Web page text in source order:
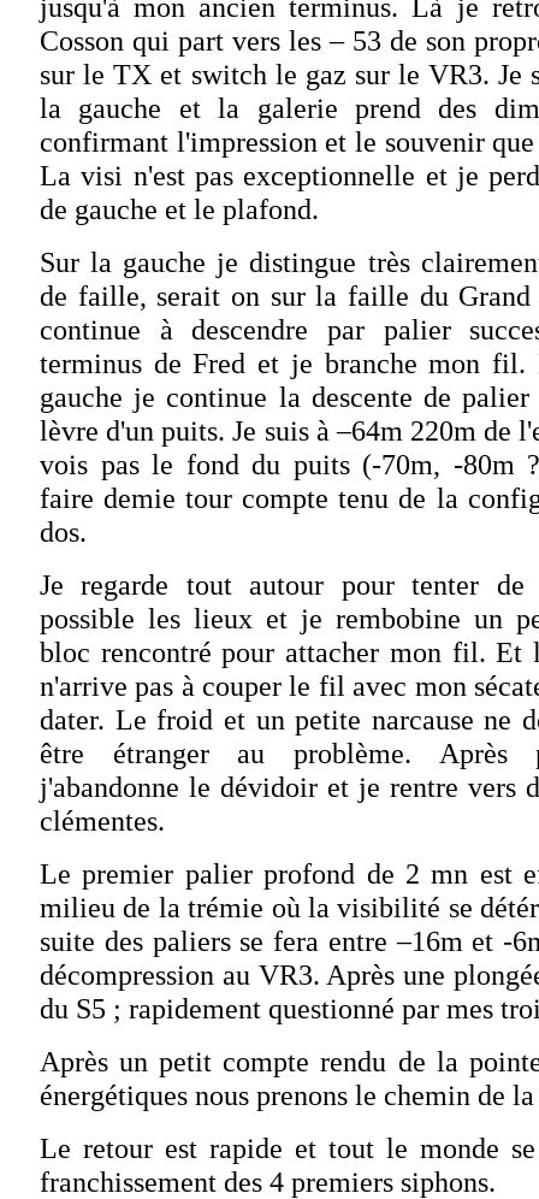
jusqu'à mon ancien terminus. Là je
Cosson qui part vers les – 53 de son
sur le TX et switch le gaz sur le VR3. Je
la gauche et la galerie prend des
confirmant l'impression et le souvenir
La visi n'est pas exceptionnelle et je
de gauche et le plafond.
Sur la gauche je distingue très
de faille, serait on sur la faille du
continue à descendre par palier
terminus de Fred et je branche mon
gauche je continue la descente de
lèvre d'un puits. Je suis à –64m 220m de
vois pas le fond du puits (-70m, -80m
faire demie tour compte tenu de la
dos.
Je regarde tout autour pour tenter de
possible les lieux et je rembobine un
bloc rencontré pour attacher mon fil. Et
n'arrive pas à couper le fil avec mon
dater. Le froid et un petite narcause ne
être étranger au problème. Après
j'abandonne le dévidoir et je rentre vers
clémentes.
Le premier palier profond de 2 mn est
milieu de la trémie où la visibilité se
suite des paliers se fera entre –16m et -
décompression au VR3. Après une
du S5 ; rapidement questionné par mes
Après un petit compte rendu de la
énergétiques nous prenons le chemin de
Le retour est rapide et tout le monde
franchissement des 4 premiers siphons.